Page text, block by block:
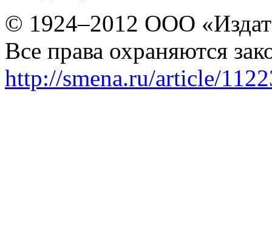
© 1924–2012 ООО
Все права охраняются
http://smena.ru/article/